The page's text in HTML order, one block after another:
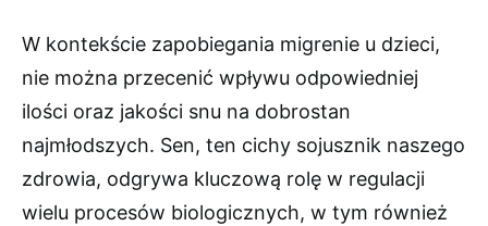
W kontekście zapobiegania migrenie u dzieci,
nie można przecenić wpływu odpowiedniej
ilości oraz jakości snu na dobrostan
najmłodszych. Sen, ten cichy sojusznik naszego
zdrowia, odgrywa kluczową rolę w regulacji
wielu procesów biologicznych, w tym również